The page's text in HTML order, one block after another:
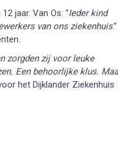
jaar. Van Os: “Ieder kind
van ons ziekenhuis.”
zorgden zij voor leuke
Een behoorlijke klus.
het Dijklander Ziekenhuis